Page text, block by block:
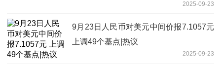
2025-09-23
9月23日人民币对美元中间价报7.1057元
上调49个基点|热议
2025-09-23